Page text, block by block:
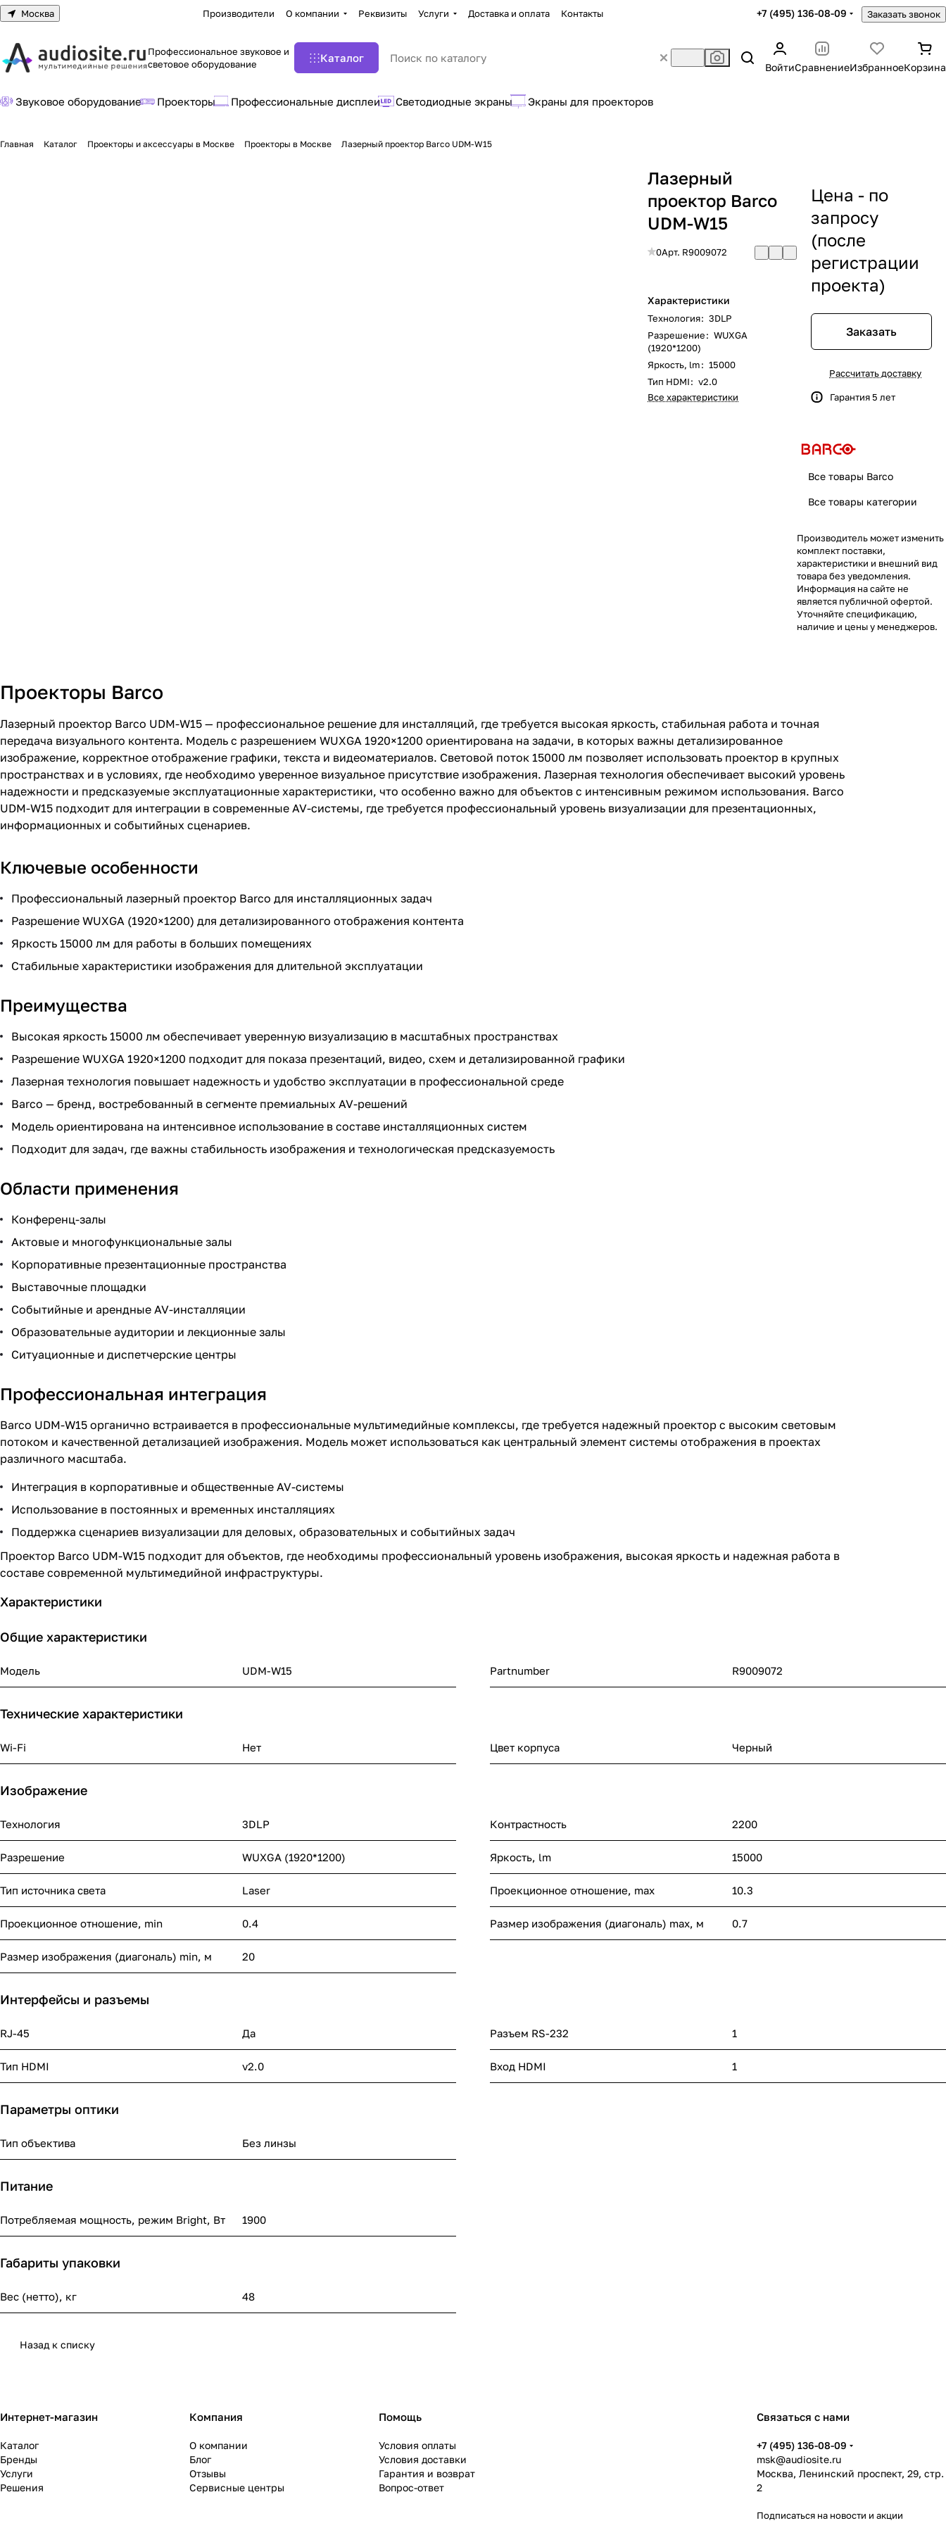
Москва Производители О компании Реквизиты Услуги Доставка и оплата Контакты +7 (495) 136-08-09 Заказать звонок
Профессиональное звуковое и
световое оборудование
Каталог
ВойтиСравнениеИзбранноеКорзина
Звуковое оборудование Проекторы Профессиональные дисплеи Светодиодные экраны Экраны для проекторов
Главная Каталог Проекторы и аксессуары в Москве Проекторы в Москве Лазерный проектор Barco UDM-W15
Лазерный
проектор Barco
UDM-W15
0Арт. R9009072
Характеристики
Технология: 3DLP
Разрешение: WUXGA
(1920*1200)
Яркость, lm: 15000
Тип HDMI: v2.0
Все характеристики
Цена - по
запросу
(после
регистрации
проекта)
Заказать
Рассчитать доставку
Гарантия 5 лет
Все товары Barco
Все товары категории
Производитель может изменить
комплект поставки,
характеристики и внешний вид
товара без уведомления.
Информация на сайте не
является публичной офертой.
Уточняйте спецификацию,
наличие и цены у менеджеров.
Проекторы Barco
Лазерный проектор Barco UDM-W15 — профессиональное решение для инсталляций, где требуется высокая яркость, стабильная работа и точная
передача визуального контента. Модель с разрешением WUXGA 1920×1200 ориентирована на задачи, в которых важны детализированное
изображение, корректное отображение графики, текста и видеоматериалов. Световой поток 15000 лм позволяет использовать проектор в крупных
пространствах и в условиях, где необходимо уверенное визуальное присутствие изображения. Лазерная технология обеспечивает высокий уровень
надежности и предсказуемые эксплуатационные характеристики, что особенно важно для объектов с интенсивным режимом использования. Barco
UDM-W15 подходит для интеграции в современные AV-системы, где требуется профессиональный уровень визуализации для презентационных,
информационных и событийных сценариев.
Ключевые особенности
Профессиональный лазерный проектор Barco для инсталляционных задач
Разрешение WUXGA (1920×1200) для детализированного отображения контента
Яркость 15000 лм для работы в больших помещениях
Стабильные характеристики изображения для длительной эксплуатации
Преимущества
Высокая яркость 15000 лм обеспечивает уверенную визуализацию в масштабных пространствах
Разрешение WUXGA 1920×1200 подходит для показа презентаций, видео, схем и детализированной графики
Лазерная технология повышает надежность и удобство эксплуатации в профессиональной среде
Barco — бренд, востребованный в сегменте премиальных AV-решений
Модель ориентирована на интенсивное использование в составе инсталляционных систем
Подходит для задач, где важны стабильность изображения и технологическая предсказуемость
Области применения
Конференц-залы
Актовые и многофункциональные залы
Корпоративные презентационные пространства
Выставочные площадки
Событийные и арендные AV-инсталляции
Образовательные аудитории и лекционные залы
Ситуационные и диспетчерские центры
Профессиональная интеграция
Barco UDM-W15 органично встраивается в профессиональные мультимедийные комплексы, где требуется надежный проектор с высоким световым
потоком и качественной детализацией изображения. Модель может использоваться как центральный элемент системы отображения в проектах
различного масштаба.
Интеграция в корпоративные и общественные AV-системы
Использование в постоянных и временных инсталляциях
Поддержка сценариев визуализации для деловых, образовательных и событийных задач
Проектор Barco UDM-W15 подходит для объектов, где необходимы профессиональный уровень изображения, высокая яркость и надежная работа в
составе современной мультимедийной инфраструктуры.
Характеристики
Общие характеристики
Модель UDM-W15 Partnumber R9009072
Технические характеристики
Wi-Fi Нет Цвет корпуса Черный
Изображение
Технология 3DLP Контрастность 2200
Разрешение WUXGA (1920*1200) Яркость, lm 15000
Тип источника света Laser Проекционное отношение, max 10.3
Проекционное отношение, min 0.4 Размер изображения (диагональ) max, м 0.7
Размер изображения (диагональ) min, м 20
Интерфейсы и разъемы
RJ-45 Да Разъем RS-232 1
Тип HDMI v2.0 Вход HDMI 1
Параметры оптики
Тип объектива Без линзы
Питание
Потребляемая мощность, режим Bright, Вт 1900
Габариты упаковки
Вес (нетто), кг 48
Назад к списку
Интернет-магазин
Каталог
Бренды
Услуги
Решения
Компания
О компании
Блог
Отзывы
Сервисные центры
Помощь
Условия оплаты
Условия доставки
Гарантия и возврат
Вопрос-ответ
Связаться с нами
+7 (495) 136-08-09
msk@audiosite.ru
Москва, Ленинский проспект, 29, стр.
2
Подписаться на новости и акции